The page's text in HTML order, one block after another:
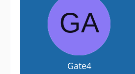
Gate4